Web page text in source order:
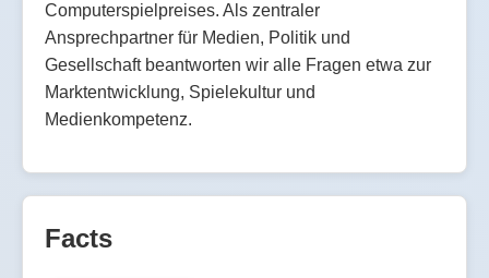
Computerspielpreises. Als zentraler
Ansprechpartner für Medien, Politik und
Gesellschaft beantworten wir alle Fragen etwa zur
Marktentwicklung, Spielekultur und
Medienkompetenz.
Facts